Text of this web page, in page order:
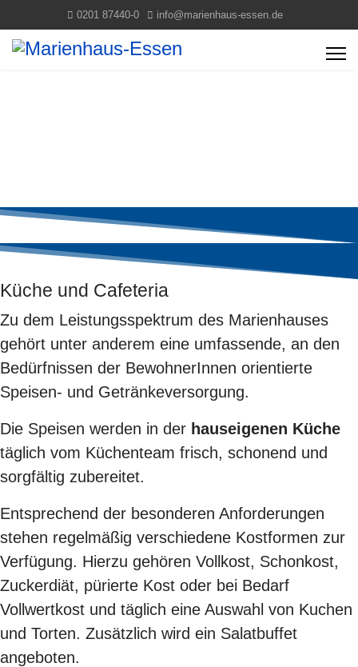
0201 87440-0 info@marienhaus-essen.de
Küche und Cafeteria
Zu dem Leistungsspektrum des Marienhauses
gehört unter anderem eine umfassende, an den
Bedürfnissen der BewohnerInnen orientierte
Speisen- und Getränkeversorgung.
Die Speisen werden in der hauseigenen Küche
täglich vom Küchenteam frisch, schonend und
sorgfältig zubereitet.
Entsprechend der besonderen Anforderungen
stehen regelmäßig verschiedene Kostformen zur
Verfügung. Hierzu gehören Vollkost, Schonkost,
Zuckerdiät, pürierte Kost oder bei Bedarf
Vollwertkost und täglich eine Auswahl von Kuchen
und Torten. Zusätzlich wird ein Salatbuffet
angeboten.